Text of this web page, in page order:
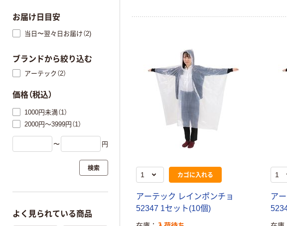
カゴに入れる
アーテック レインポンチョ
52347 1セット(10個)
ア
お届け日目安
当日〜翌々日お届け（2)
ブランドから絞り込む
アーテック（2）
価格（税込）
1000円未満（1）
2000円～3999円（1）
〜 円
検索
よく見られている商品